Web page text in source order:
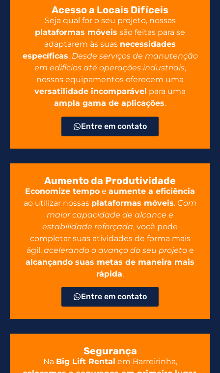
Acesso a Locais Difíceis
Seja qual for o seu projeto, nossas
plataformas móveis são feitas para se
adaptarem às suas necessidades
específicas. Desde serviços de manutenção
em edifícios até operações industriais,
nossos equipamentos oferecem uma
versatilidade incomparável para uma
ampla gama de aplicações.
Entre em contato
Aumento da Produtividade
Economize tempo e aumente a eficiência
ao utilizar nossas plataformas móveis. Com
maior capacidade de alcance e
estabilidade reforçada, você pode
completar suas atividades de forma mais
ágil, acelerando o avanço do seu projetoe
alcançando suas metas de maneira mais
rápida.
Entre em contato
Segurança
Na Big Lift Rental em Barreirinha,